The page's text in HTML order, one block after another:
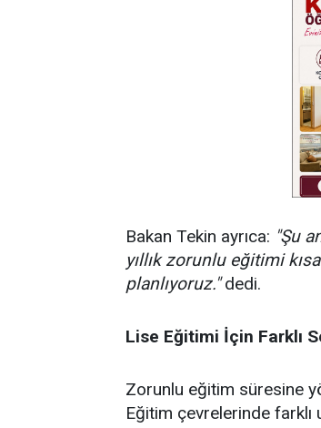
Bakan Tekin ayrıca: "Şu
yıllık zorunlu eğitimi
planlıyoruz."dedi.
Lise Eğitimi İçin Farklı
Zorunlu eğitim süresine
Eğitim çevrelerinde